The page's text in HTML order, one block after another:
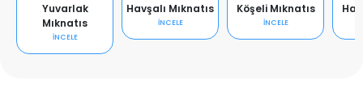
Yuvarlak
Mıknatıs
İNCELE
Havşalı Mıknatıs
İNCELE
Köşeli Mıknatıs
İNCELE